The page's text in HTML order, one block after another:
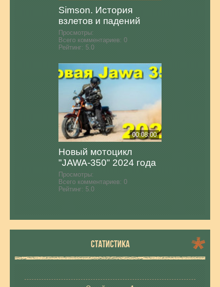
Simson. История
взлетов и падений
Просмотры:
Всего комментариев: 0
Рейтинг: 5.0
00:08:00
Новый мотоцикл
"JAWA-350" 2024 года
Просмотры:
Всего комментариев: 0
Рейтинг: 5.0
СТАТИСТИКА